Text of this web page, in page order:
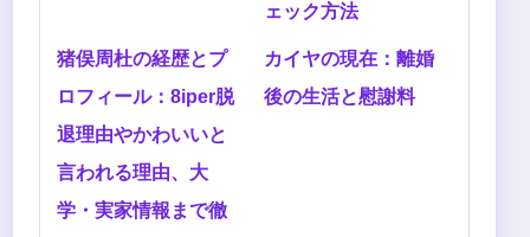
ェック方法
猪俣周杜の経歴とプ
ロフィール：8iper脱
退理由やかわいいと
言われる理由、大
学・実家情報まで徹
カイヤの現在：離婚
後の生活と慰謝料